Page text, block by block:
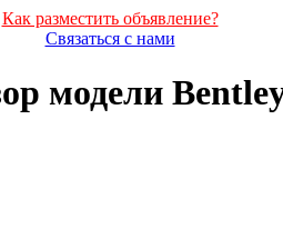
Как разместить объявление?
Связаться с нами
модели